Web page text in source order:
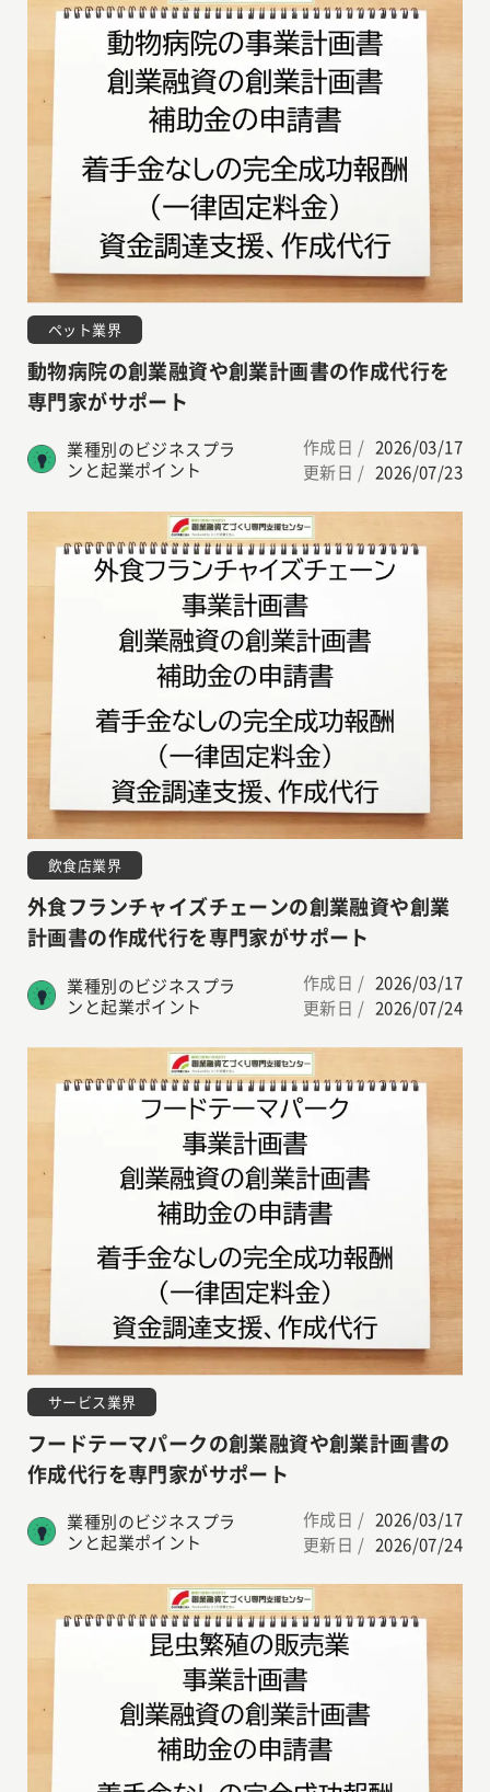
動物病院の創業融資や創業計画書の作成代行を
専門家がサポート
業種別のビジネスプラ
ンと起業ポイント
ペット業界
作成日 / 2026/03/17
更新日 / 2026/07/23
外食フランチャイズチェーンの創業融資や創業
計画書の作成代行を専門家がサポート
業種別のビジネスプラ
ンと起業ポイント
飲食店業界
作成日 / 2026/03/17
更新日 / 2026/07/24
フードテーマパークの創業融資や創業計画書の
作成代行を専門家がサポート
業種別のビジネスプラ
ンと起業ポイント
サービス業界
作成日 / 2026/03/17
更新日 / 2026/07/24